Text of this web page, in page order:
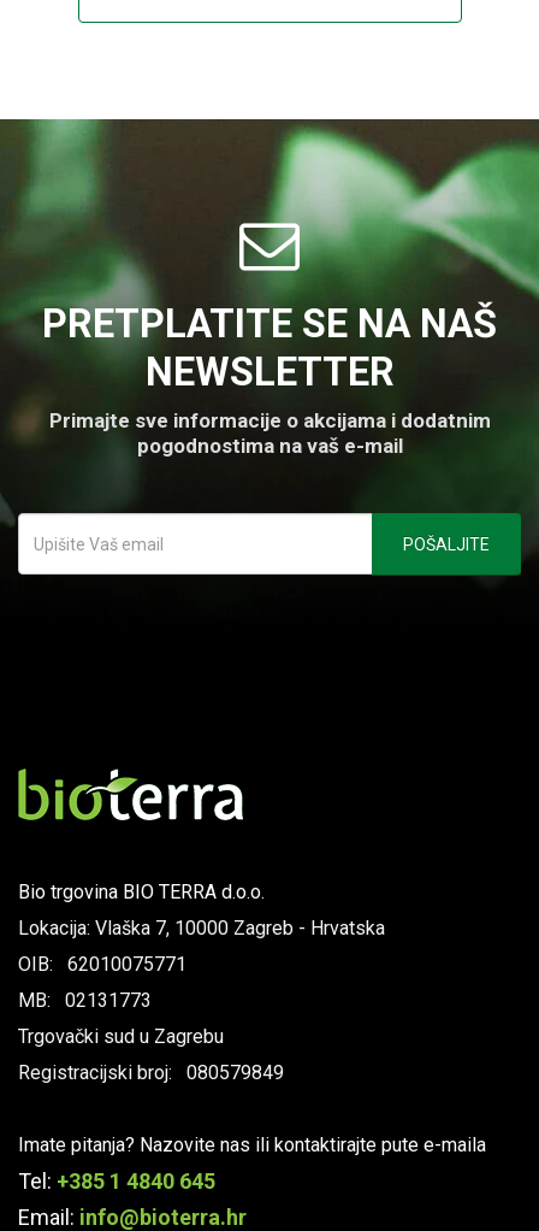
PRETPLATITE SE NA NAŠ
NEWSLETTER
Primajte sve informacije o akcijama i dodatnim
pogodnostima na vaš e-mail
Bio trgovina BIO TERRA d.o.o.
Lokacija: Vlaška 7, 10000 Zagreb - Hrvatska
OIB: 62010075771
MB: 02131773
Trgovački sud u Zagrebu
Registracijski broj: 080579849
Imate pitanja? Nazovite nas ili kontaktirajte pute e-maila
Tel: +385 1 4840 645
Email: info@bioterra.hr